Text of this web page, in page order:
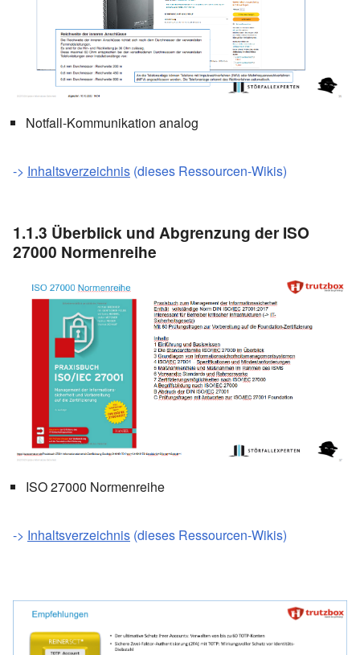
Notfall-Kommunikation analog
-> Inhaltsverzeichnis (dieses Ressourcen-Wikis)
1.1.3 Überblick und Abgrenzung der ISO
27000 Normenreihe
ISO 27000 Normenreihe
-> Inhaltsverzeichnis (dieses Ressourcen-Wikis)